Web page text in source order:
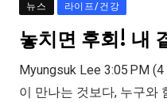
뉴스 라이프/건강
놓치면 후회! 내
Myungsuk Lee 3:05 PM
이 만나는 것보다, 누구와